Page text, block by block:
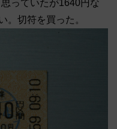
っていたが1640円な
。切符を買った。